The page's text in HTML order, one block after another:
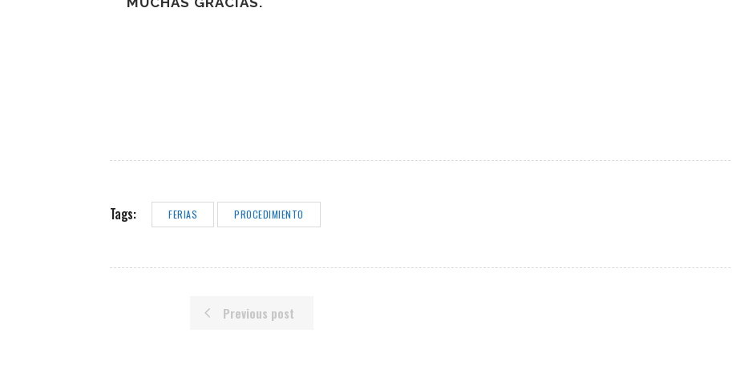
Tags: FERIAS PROCEDIMIENTO
Previous post